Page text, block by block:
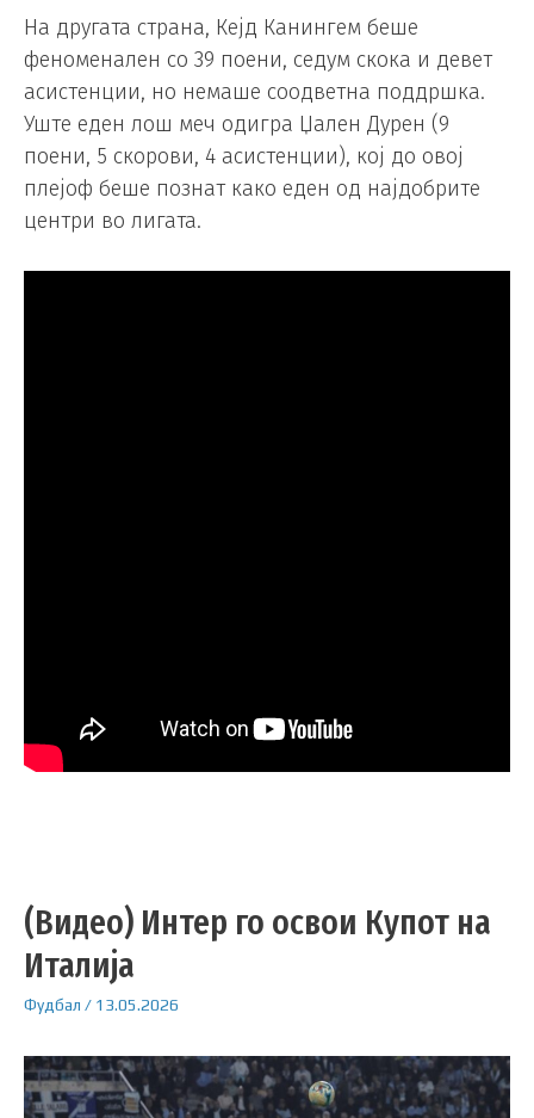
На другата страна, Кејд Канингем беше
феноменален со 39 поени, седум скока и девет
асистенции, но немаше соодветна поддршка.
Уште еден лош меч одигра Џален Дурен (9
поени, 5 скорови, 4 асистенции), кој до овој
плејоф беше познат како еден од најдобрите
центри во лигата.
(Видео) Интер го освои Купот на
Италија
Фудбал / 13.05.2026